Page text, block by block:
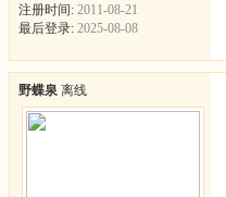
注册时间: 2011-08-21
最后登录: 2025-08-08
野蝶泉 离线